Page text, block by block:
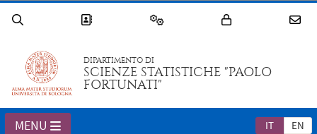
DIPARTIMENTO DI
SCIENZE STATISTICHE "PAOLO
FORTUNATI"
IT EN
MENU